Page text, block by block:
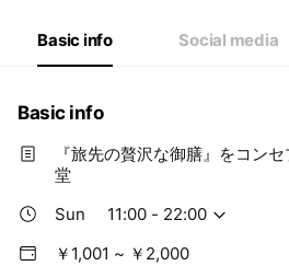
11:00 - 22:00
Basic info Social media
Basic info
『旅先の贅沢な御膳』をコン
堂
Sun
11:00 - 22:00
￥1,001 ~ ￥2,000